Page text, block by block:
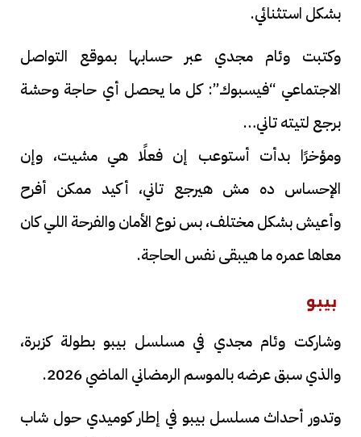
بشكل استثنائي.
وكتبت وئام مجدي عبر حسابها بموقع التواصل
الاجتماعي “فيسبوك”: كل ما يحصل أي حاجة وحشة
برجع لتيته تاني…
ومؤخرًا بدأت أستوعب إن فعلًا هي مشيت، وإن
الإحساس ده مش هيرجع تاني، أكيد ممكن أفرح
وأعيش بشكل مختلف، بس نوع الأمان والفرحة اللي كان
معاها عمره ما هيبقى نفس الحاجة.
بيبو
وشاركت وئام مجدي في مسلسل بيبو بطولة كزبرة،
والذي سبق عرضه بالموسم الرمضاني الماضي 2026.
وتدور أحداث مسلسل بيبو في إطار كوميدي حول شاب